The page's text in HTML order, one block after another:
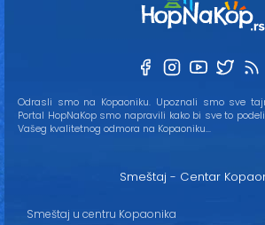
Odrasli smo na Kopaoniku. Upoznali smo sve
Portal HopNaKop smo napravili kako bi sve to
Vašeg kvalitetnog odmora na Kopaoniku...
Smeštaj - Centar
Smeštaj u centru Kopaonika